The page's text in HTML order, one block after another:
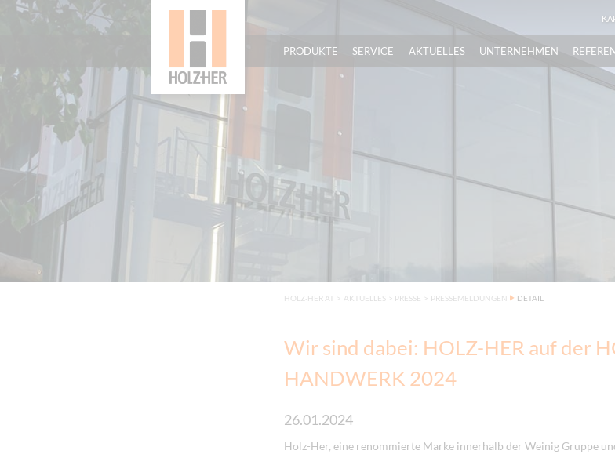
PRODUKTE SERVICE AKTUELLES UNTERNEHMEN
HOLZ-HER AT > AKTUELLES > PRESSE > PRESSEMELDUNGEN DETAIL
Wir sind dabei: HOLZ-HER auf der
HANDWERK 2024
26.01.2024
Holz-Her, eine renommierte Marke innerhalb der Weinig Gruppe